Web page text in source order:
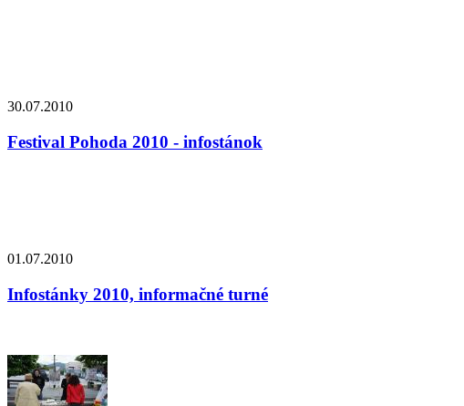
30.07.2010
Festival Pohoda 2010 - infostánok
01.07.2010
Infostánky 2010, informačné turné